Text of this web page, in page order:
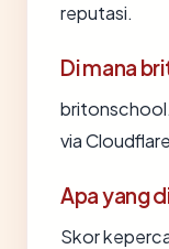
reputasi.
Di mana
via
Apa yang
Skor